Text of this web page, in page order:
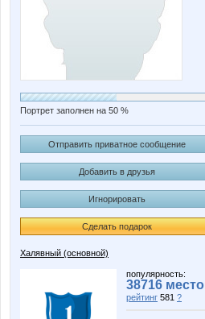
Портрет заполнен на 50 %
Отправить приватное сообщение
Добавить в друзья
Игнорировать
Сделать подарок
Халявный (основной)
популярность:
38716 место
рейтинг 581 ?